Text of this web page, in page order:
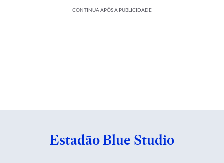
CONTINUA APÓS A PUBLICIDADE
Estadão Blue Studio